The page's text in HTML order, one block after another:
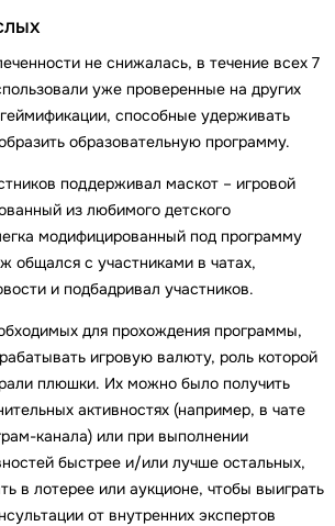
не снижалась, в течение всех 7
уже проверенные на других
способные удерживать
образовательную программу.
поддерживал маскот – игровой
из любимого детского
модифицированный под программу
общался с участниками в чатах,
и подбадривал участников.
для прохождения программы,
игровую валюту, роль которой
плюшки. Их можно было получить
активностях (например, в чате
канала) или при выполнении
быстрее и/или лучше остальных,
в лотерее или аукционе, чтобы выиграть
от внутренних экспертов